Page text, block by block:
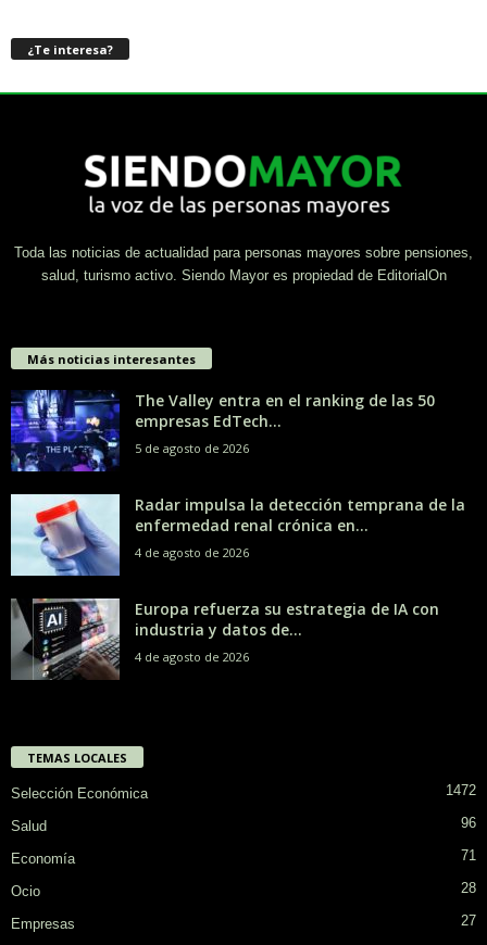
¿Te interesa?
Toda las noticias de actualidad para personas mayores sobre pensiones,
salud, turismo activo. Siendo Mayor es propiedad de EditorialOn
Más noticias interesantes
The Valley entra en el ranking de las 50
empresas EdTech...
5 de agosto de 2026
Radar impulsa la detección temprana de la
enfermedad renal crónica en...
4 de agosto de 2026
Europa refuerza su estrategia de IA con
industria y datos de...
4 de agosto de 2026
TEMAS LOCALES
Selección Económica 1472
Salud 96
Economía 71
Ocio 28
Empresas
27